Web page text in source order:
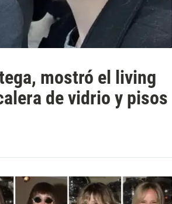
mostró el living
de vidrio y pisos